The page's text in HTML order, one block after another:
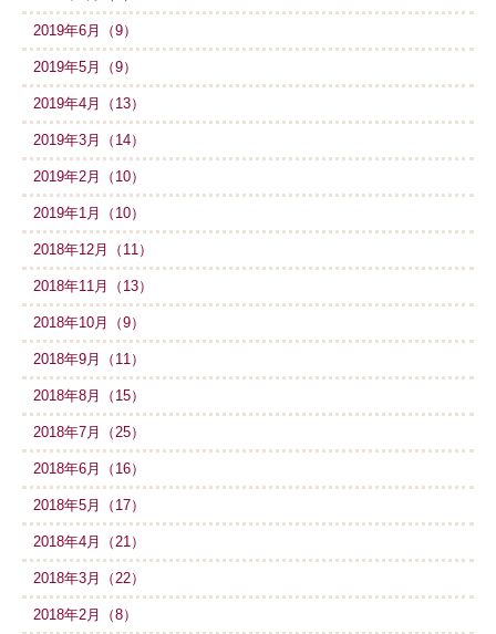
2019年6月（9）
2019年5月（9）
2019年4月（13）
2019年3月（14）
2019年2月（10）
2019年1月（10）
2018年12月（11）
2018年11月（13）
2018年10月（9）
2018年9月（11）
2018年8月（15）
2018年7月（25）
2018年6月（16）
2018年5月（17）
2018年4月（21）
2018年3月（22）
2018年2月（8）